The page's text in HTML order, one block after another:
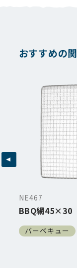
おすすめの
NE467
BBQ網45×30
バーベキュー